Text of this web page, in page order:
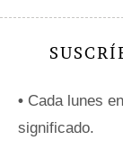
• Cada lunes
significado.